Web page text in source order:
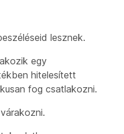
lesznek.
egy
hitelesített
fog csatlakozni.